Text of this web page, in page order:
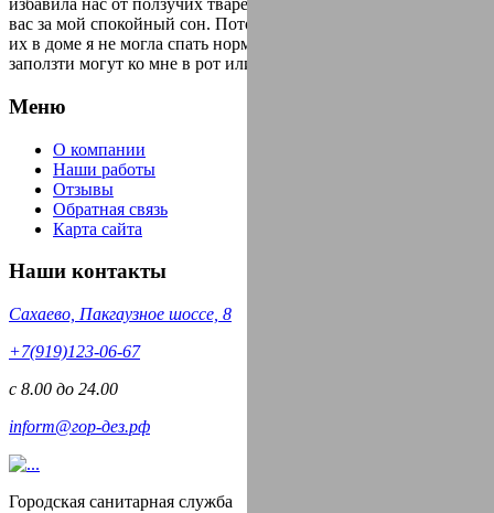
избавила нас от ползучих тварей в виде тараканов. Благодарю
вас за мой спокойный сон. Потому что как увидела однажды
их в доме я не могла спать нормально. Думала что они
заползти могут ко мне в рот или нос.
Меню
О компании
Наши работы
Отзывы
Обратная связь
Карта сайта
Наши контакты
Сахаево, Пакгаузное шоссе, 8
‪+7(919)123-06-67‬‬
с 8.00 до 24.00
inform@гор-дез.рф
Городская санитарная служба